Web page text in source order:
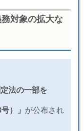
対象の拡大な
法の一部を
号）」 が公布され